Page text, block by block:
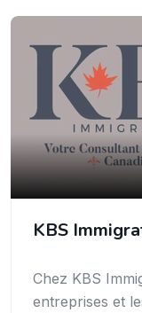
KBS
Chez KBS
entreprises et